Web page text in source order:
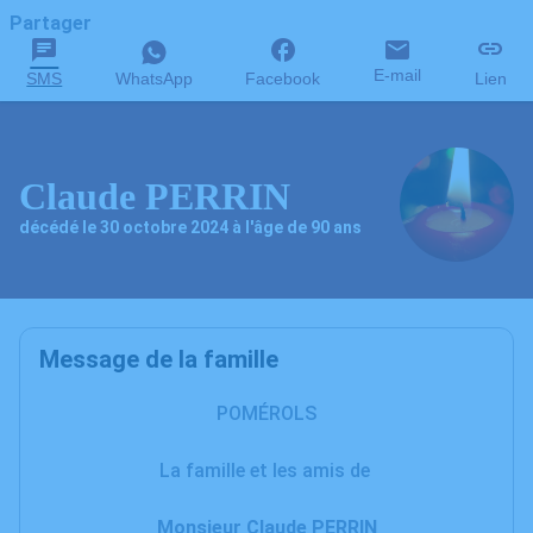
Partager
SMS WhatsApp Facebook E-mail Lien
Claude PERRIN
décédé le 30 octobre 2024 à l'âge de 90 ans
Message de la famille
POMÉROLS
La famille et les amis de
Monsieur Claude PERRIN